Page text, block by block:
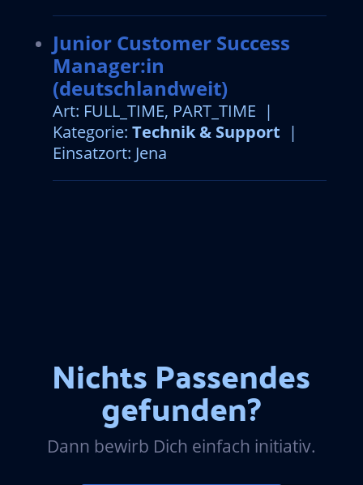
Junior Customer Success
Manager:in
(deutschlandweit)
Art: FULL_TIME, PART_TIME |
Kategorie: Technik & Support |
Einsatzort: Jena
Nichts Passendes
gefunden?
Dann bewirb Dich einfach initiativ.